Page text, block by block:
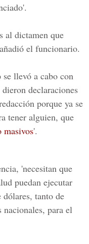
al dictamen que
el funcionario.
llevó a cabo con
declaraciones
porque ya se
tener alguien, que
masivos'.
'necesitan que
puedan ejecutar
dólares, tanto de
nacionales, para el